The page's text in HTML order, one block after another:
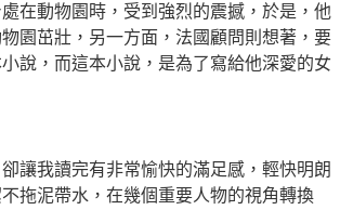
在動物園時，受到強烈的震撼，於是，他
園茁壯，另一方面，法國顧問則想著，要
說，而這本小說，是為了寫給他深愛的女
讓我讀完有非常愉快的滿足感，輕快明朗
拖泥帶水，在幾個重要人物的視角轉換